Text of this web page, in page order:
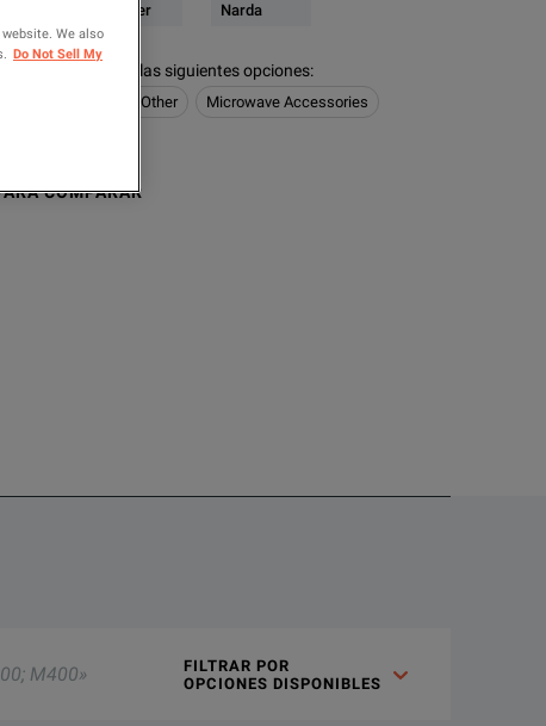
RF & Microwave Power Narda
tienen las siguientes opciones:
Noise & Other Microwave Accessories
COMPARAR
FILTRAR POR
OPCIONES DISPONIBLES
We also
Do Not Sell My